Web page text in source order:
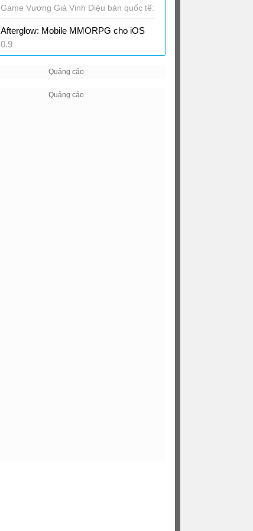
Game Vương Giả Vinh Diệu bản quốc tế:
Afterglow: Mobile MMORPG cho iOS
0.9
Game MMORPG sandbox hậu tận thế
sau chiến tranh hạt nhân